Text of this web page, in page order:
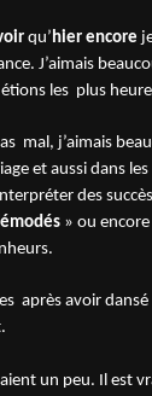
qu’ hier encore
J’aimais
les plus
mal, j’aimais
et aussi dans
des
» ou
après avoir
un peu. Il est